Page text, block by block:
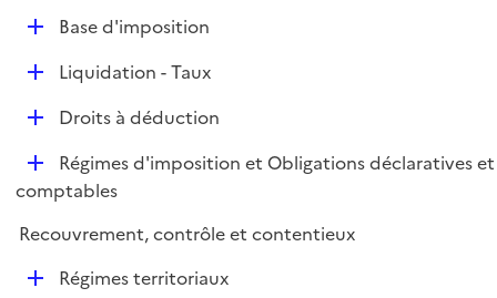
e
l
i
e
p
i
e
D
r
Base d'imposition
D
e
r
Liquidation - Taux
D
l
e
Droits à déduction
D
é
l
Régimes d'imposition et Obligations déclaratives et
comptables
Recouvrement, contrôle et contentieux
DRégimes territoriaux